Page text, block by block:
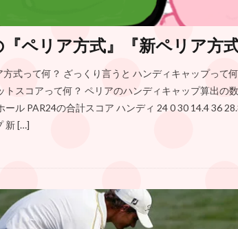
ペリア方式』『新ペリア方
方式って何？ ざっくり言うと ハンディキャップって
トスコアって何？ ペリアのハンディキャップ算出の
ール PAR24の合計スコア ハンディ 24 0 30 14.4 36
新 […]